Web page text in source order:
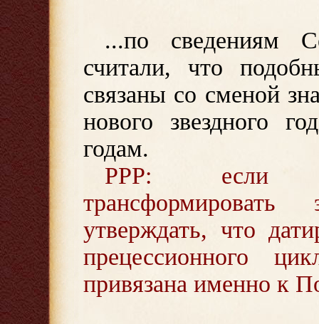
...по сведениям
считали, что
связаны со сменой
нового звездного
годам.
PPP: если
утверждать, что
прецессионного
привязана именно к